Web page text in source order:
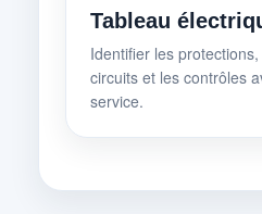
Tableau
Identifier les
circuits et les contrôles
service.